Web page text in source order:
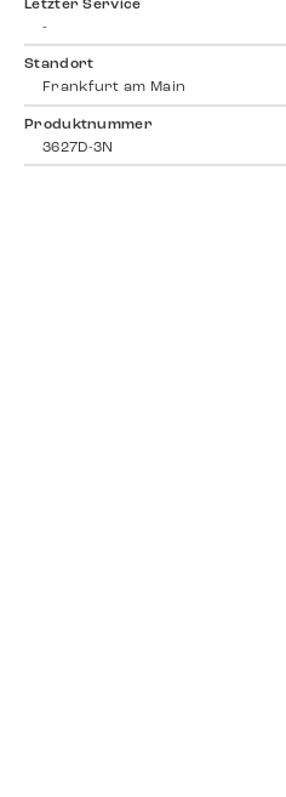
Letzter Service
-
Standort
Frankfurt am Main
Produktnummer
3627D-3N